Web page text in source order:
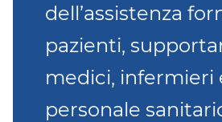
dell’assistenza
pazienti,
medici, infermieri
personale